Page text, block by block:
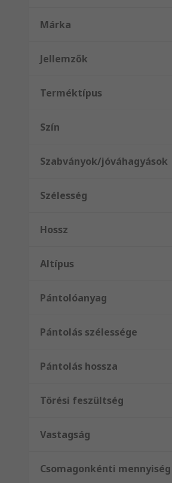
Márka
Jellemzők
Terméktípus
Szín
Szabványok/jóváhagyások
Szélesség
Hossz
Altípus
Pántolóanyag
Pántolás szélessége
Pántolás hossza
Törési feszültség
Vastagság
Csomagonkénti mennyiség